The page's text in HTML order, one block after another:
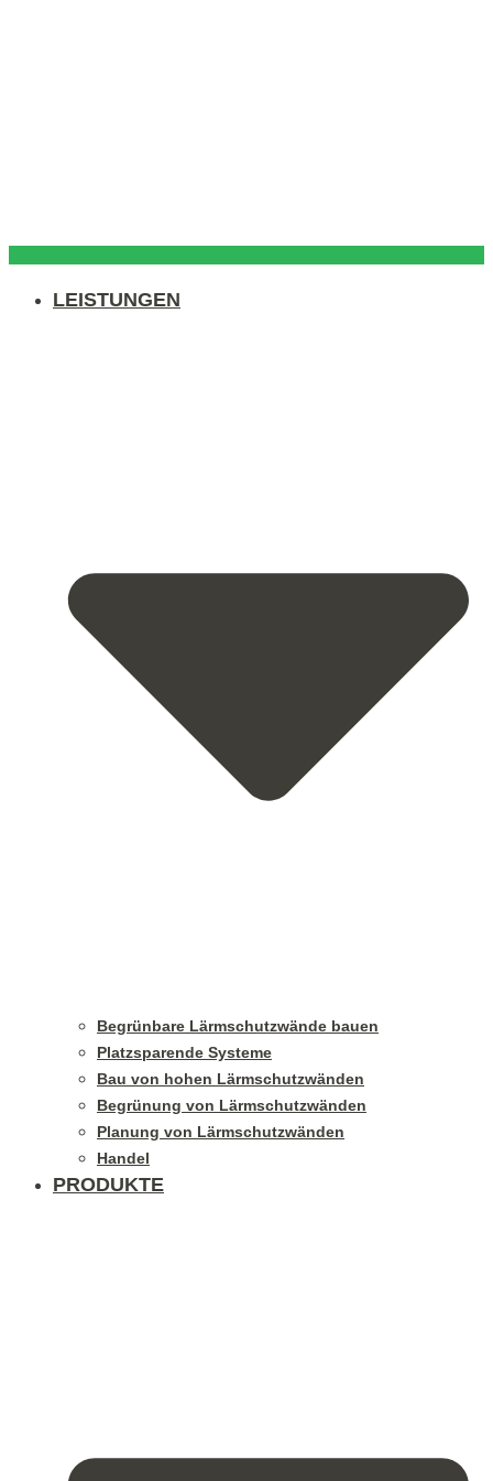
LEISTUNGEN
Begrünbare Lärmschutzwände bauen
Platzsparende Systeme
Bau von hohen Lärmschutzwänden
Begrünung von Lärmschutzwänden
Planung von Lärmschutzwänden
Handel
PRODUKTE